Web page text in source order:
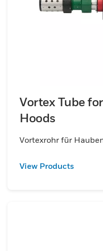
Vortex Tube
Hoods
Vortexrohr für
View Products